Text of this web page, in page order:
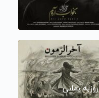
روزبه بمانی